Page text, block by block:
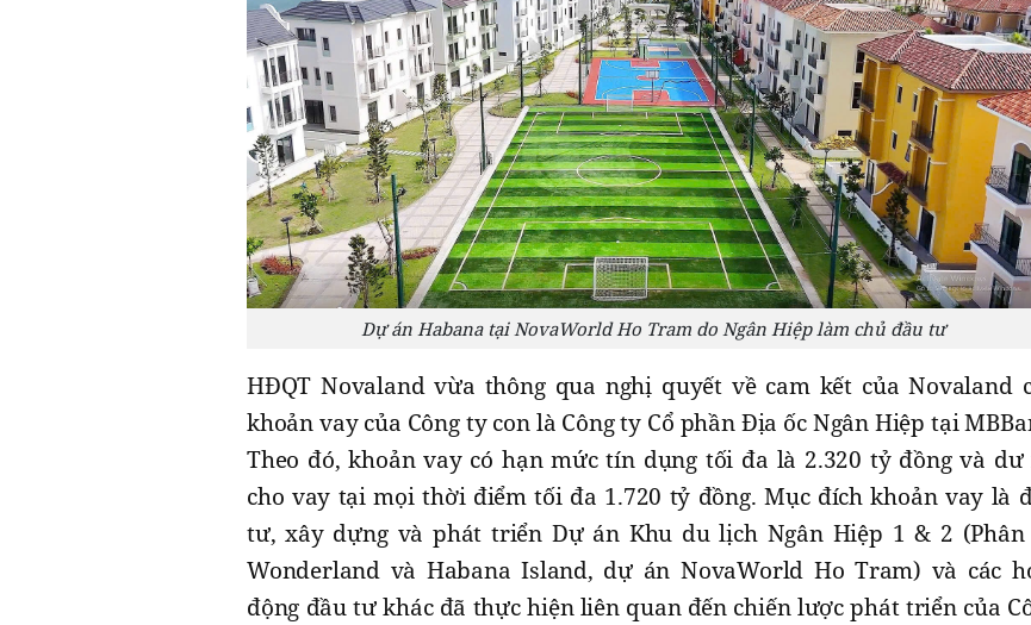
Dự án Habana tại NovaWorld Ho Tram do Ngân Hiệp làm chủ đầu tư
HĐQT Novaland vừa thông qua nghị quyết về cam kết của Novaland
khoản vay của Công ty con là Công ty Cổ phần Địa ốc Ngân Hiệp tại
Theo đó, khoản vay có hạn mức tín dụng tối đa là 2.320 tỷ đồng và dư
cho vay tại mọi thời điểm tối đa 1.720 tỷ đồng. Mục đích khoản vay là
tư, xây dựng và phát triển Dự án Khu du lịch Ngân Hiệp 1 & 2
Wonderland và Habana Island, dự án NovaWorld Ho Tram) và các
động đầu tư khác đã thực hiện liên quan đến chiến lược phát triển của